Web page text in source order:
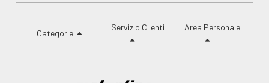
Categorie
Servizio Clienti Area Personale